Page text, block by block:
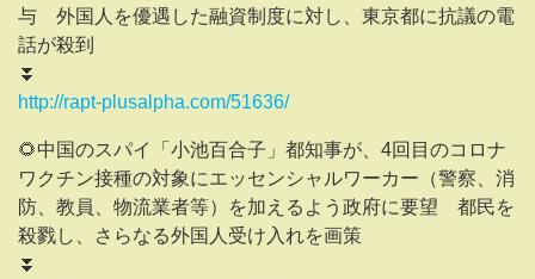
与 外国人を優遇した融資制度に対し、東京都に抗議の電
話が殺到
⏬
http://rapt-plusalpha.com/51636/
🌻中国のスパイ「小池百合子」都知事が、4回目のコロナ
ワクチン接種の対象にエッセンシャルワーカー（警察、消
防、教員、物流業者等）を加えるよう政府に要望 都民を
殺戮し、さらなる外国人受け入れを画策
⏬